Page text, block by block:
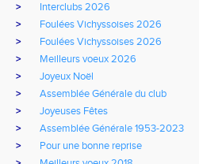
>
Interclubs 2026
>
Foulées Vichyssoises 2026
>
Foulées Vichyssoises 2026
>
Meilleurs voeux 2026
>
Joyeux Noël
>
Assemblée Générale du club
>
Joyeuses Fêtes
>
Assemblée Générale 1953-2023
>
Pour une bonne reprise